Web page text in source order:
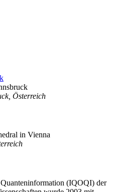
Österreich
(IQOQI) der